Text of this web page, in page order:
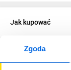
Zgoda
Jak kupować
O firmie